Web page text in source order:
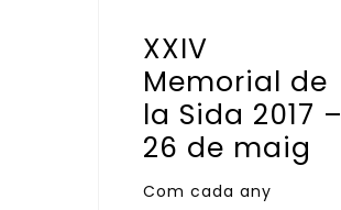
XXIV
Memorial de
la Sida 2017 –
26 de maig
Com cada any